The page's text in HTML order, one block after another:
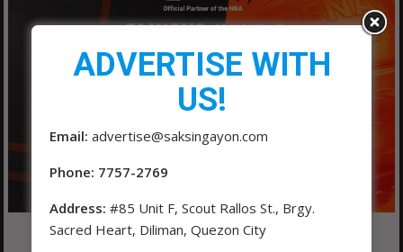
ADVERTISE WITH
US!
Email: advertise@saksingayon.com
Phone: 7757-2769
Address: #85 Unit F, Scout Rallos St., Brgy.
Sacred Heart, Diliman, Quezon City